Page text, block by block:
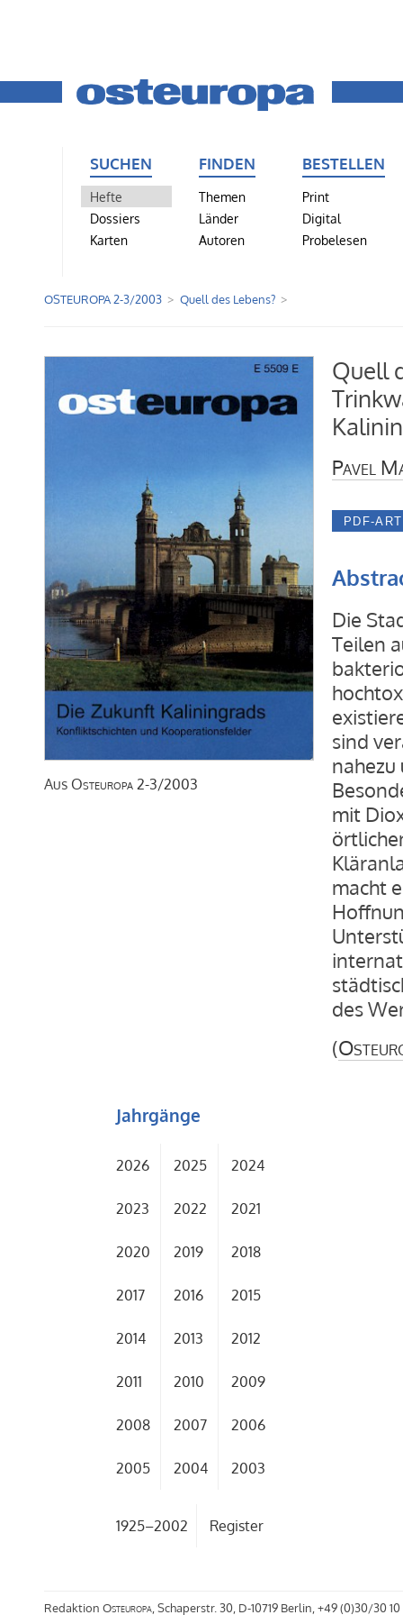
SUCHEN
Hefte
Dossiers
Karten
FINDEN
Themen
Länder
Autoren
BESTELLEN
Print
Digital
Probelesen
OSTEUROPA 2-3/2003 Quell des Lebens?
Aus Osteuropa 2-3/2003
Quell
Pavel
Die
Teilen
sind
mit
macht
des
(
Jahrgänge
2026 2025 2024
2023 2022 2021
2020 2019 2018
2017 2016 2015
2014 2013 2012
2011 2010 2009
2008 2007 2006
2005 2004 2003
1925–2002 Register
Redaktion Osteuropa, Schaperstr. 30, D-10719 Berlin, +49 (0)30/30